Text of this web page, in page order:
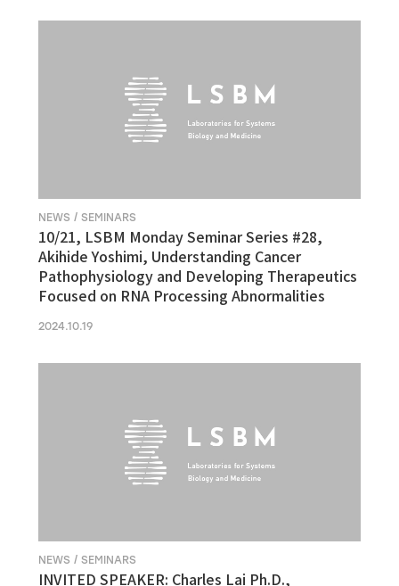
NEWS / SEMINARS
10/21, LSBM Monday Seminar Series #28,
Akihide Yoshimi, Understanding Cancer
Pathophysiology and Developing Therapeutics
Focused on RNA Processing Abnormalities
2024.10.19
NEWS / SEMINARS
INVITED SPEAKER: Charles Lai Ph.D.,